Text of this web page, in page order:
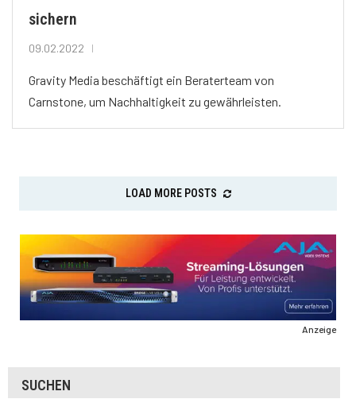
sichern
09.02.2022
Gravity Media beschäftigt ein Beraterteam von
Carnstone, um Nachhaltigkeit zu gewährleisten.
LOAD MORE POSTS
Anzeige
SUCHEN